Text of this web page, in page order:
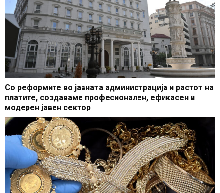
Со реформите во јавната администрација и растот на
платите, создаваме професионален, ефикасен и
модерен јавен сектор